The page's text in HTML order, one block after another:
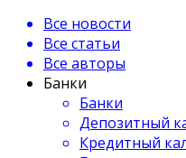
Все новости
Все статьи
Все авторы
Банки
Банки
Депозитный
Кредитный